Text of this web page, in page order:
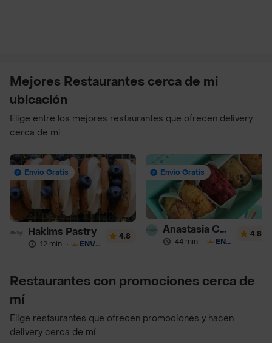
Mejores Restaurantes cerca de mi
ubicación
Elige entre los mejores restaurantes que ofrecen delivery
cerca de mí
Envío Gratis
Hakims Pastry
12 min · ENVÍO GRATIS
4.8
Envío Gratis
Anastasia Cookies
44 min · ENVÍO GRATIS
4.8
Restaurantes con promociones cerca de
mí
Elige restaurantes que ofrecen promociones y hacen
delivery cerca de mí